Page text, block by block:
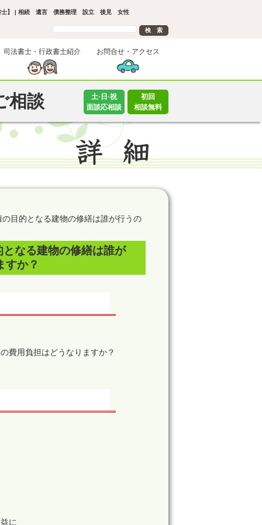
書士】 | 相続 遺言 債務整理 設立 後見 女性
司法書士・行政書士紹介 お問合せ・アクセス
相談
土·日·祝
面談応相談
初回
相談無料
目的となる建物の修繕は誰が行うの
なる建物の修繕は誰が
すか？
費用負担はどうなりますか？
に